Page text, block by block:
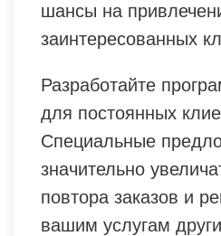
шансы на
заинтересованных
Разработайте
для постоянных
Специальные
значительно
повтора заказов и
вашим услугам